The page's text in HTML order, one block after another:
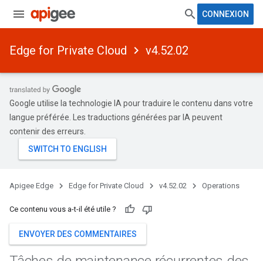
CONNEXION
Edge for Private Cloud v4.52.02
Google utilise la technologie IA pour traduire le contenu dans votre
langue préférée. Les traductions générées par IA peuvent
contenir des erreurs.
Apigee Edge Edge for Private Cloud v4.52.02 Operations
Ce contenu vous a-t-il été utile ?
ENVOYER DES COMMENTAIRES